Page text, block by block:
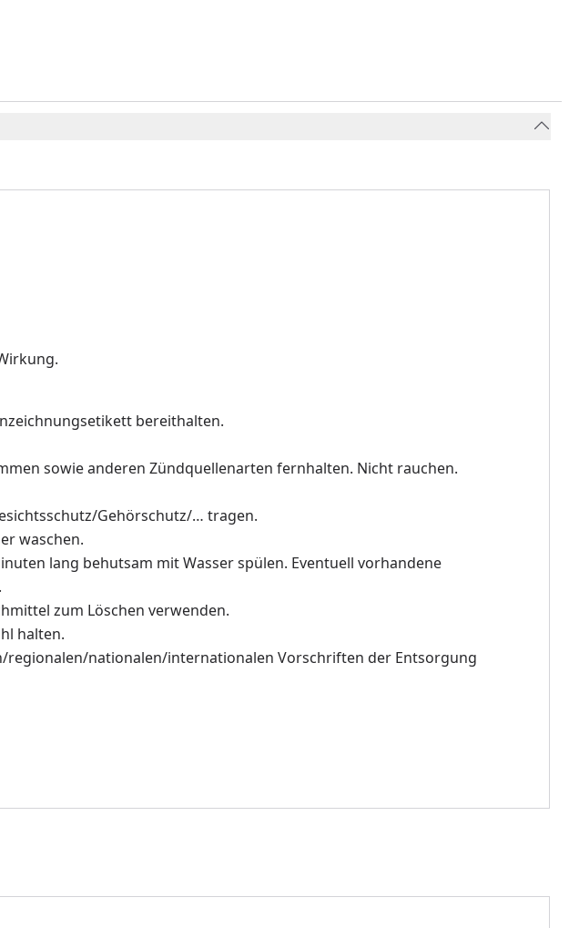
bereithalten.
sowie anderen Zündquellenarten fernhalten. Nicht rauchen.
Gehörschutz/… tragen.
waschen.
lang behutsam mit Wasser spülen. Eventuell vorhandene
zum Löschen verwenden.
halten.
nationalen/internationalen Vorschriften der Entsorgung